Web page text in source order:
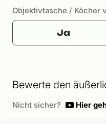
Objektivtasche / Köcher
Ja
Bewerte den
Nicht sicher? Hier